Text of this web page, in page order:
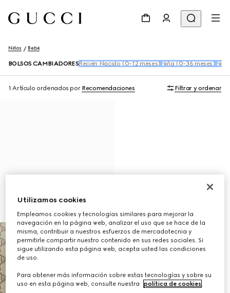
Niños Bebé
BOLSOS CAMBIADORES Recién Nacido (0-12 meses) Niña (0-36 meses)
1 Artículo ordenados por Recomendaciones Filtrar y ordenar
Utilizamos cookies
Empleamos cookies y tecnologías similares para mejorar la
navegación en la página web, analizar el uso que se hace de la
misma, contribuir a nuestros esfuerzos de mercadotecnia y
permitirle compartir nuestro contenido en sus redes sociales. Si
sigue utilizando esta página web, acepta usted las condiciones
de uso.
Para obtener más información sobre estas tecnologías y sobre su
uso en esta página web, consulte nuestra
política de cookies.